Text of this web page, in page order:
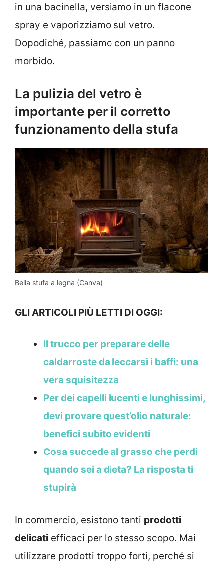
in una bacinella, versiamo in un flacone
spray e vaporizziamo sul vetro.
Dopodiché, passiamo con un panno
morbido.
La pulizia del vetro è
importante per il corretto
funzionamento della stufa
Bella stufa a legna (Canva)
GLI ARTICOLI PIÙ LETTI DI OGGI:
Il trucco per preparare delle
caldarroste da leccarsi i baffi: una
vera squisitezza
Per dei capelli lucenti e lunghissimi,
devi provare quest’olio naturale:
benefici subito evidenti
Cosa succede al grasso che perdi
quando sei a dieta? La risposta ti
stupirà
In commercio, esistono tanti prodotti
delicati efficaci per lo stesso scopo. Mai
utilizzare prodotti troppo forti, perché si